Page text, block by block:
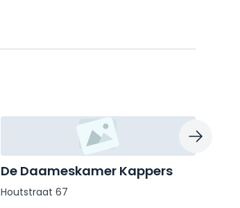
De Daameskamer Kappers
Houtstraat 67